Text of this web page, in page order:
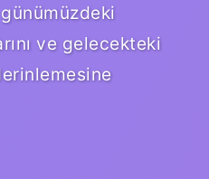
ve gelecekteki